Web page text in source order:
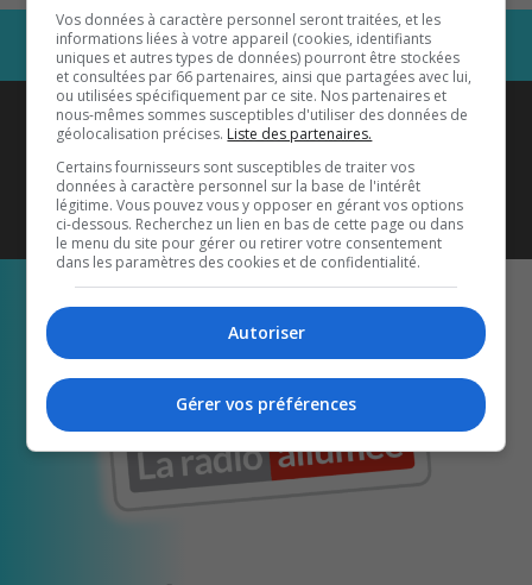
Coyote New Countryest diffusé
également sur1033 HD2
Écoutez-nous aussi sur…
Vos données à caractère personnel seront traitées, et les
informations liées à votre appareil (cookies, identifiants
uniques et autres types de données) pourront être stockées
et consultées par 66 partenaires, ainsi que partagées avec lui,
ou utilisées spécifiquement par ce site. Nos partenaires et
nous-mêmes sommes susceptibles d'utiliser des données de
géolocalisation précises. Liste des partenaires.
Certains fournisseurs sont susceptibles de traiter vos
données à caractère personnel sur la base de l'intérêt
légitime. Vous pouvez vous y opposer en gérant vos options
ci-dessous. Recherchez un lien en bas de cette page ou dans
le menu du site pour gérer ou retirer votre consentement
dans les paramètres des cookies et de confidentialité.
Autoriser
Gérer vos préférences